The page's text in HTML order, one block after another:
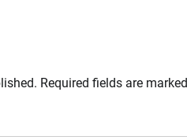
Required fields are marked